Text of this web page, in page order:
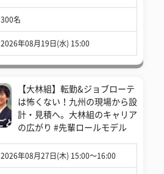
300名
2026年08月19日(水) 15:00
【大林組】転勤&ジョブローテ
は怖くない！九州の現場から設
計・見積へ。大林組のキャリア
の広がり #先輩ロールモデル
2026年08月27日(木) 15:00〜16:00